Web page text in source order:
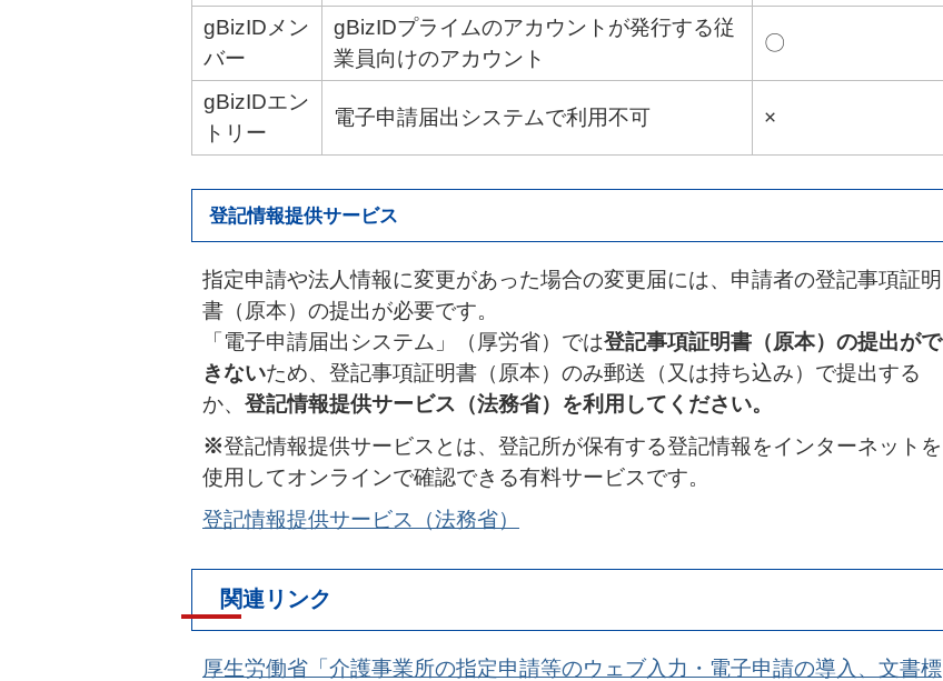
gBizIDメン
バー
gBizIDプライムのアカウントが発行する従
業員向けのアカウント
〇
gBizIDエン
トリー
電子申請届出システムで利用不可 ×
登記情報提供サービス
指定申請や法人情報に変更があった場合の変更届には、申請者の登記事項証明
書（原本）の提出が必要です。
「電子申請届出システム」（厚労省）では登記事項証明書（原本）の提出がで
きないため、登記事項証明書（原本）のみ郵送（又は持ち込み）で提出する
か、 登記情報提供サービス（法務省） を利用してください。
※登記情報提供サービスとは、登記所が保有する登記情報をインターネットを
使用してオンラインで確認できる有料サービスです。
登記情報提供サービス（法務省）
関連リンク
厚生労働省「介護事業所の指定申請等のウェブ⼊⼒・電⼦申請の導⼊、文書標